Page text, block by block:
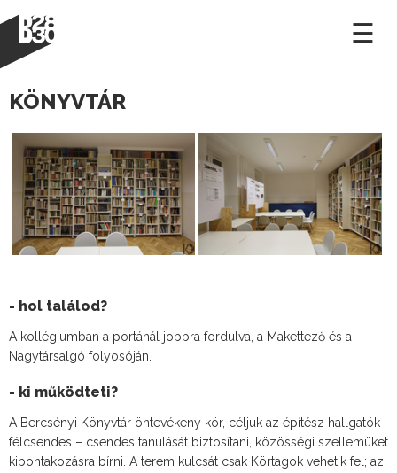
×
☰
KÖNYVTÁR
- hol találod?
A kollégiumban a portánál jobbra fordulva, a Makettező és a
Nagytársalgó folyosóján.
- ki működteti?
A Bercsényi Könyvtár öntevékeny kör, céljuk az építész hallgatók
félcsendes – csendes tanulását biztosítani, közösségi szellemüket
kibontakozásra bírni. A terem kulcsát csak Körtagok vehetik fel; az